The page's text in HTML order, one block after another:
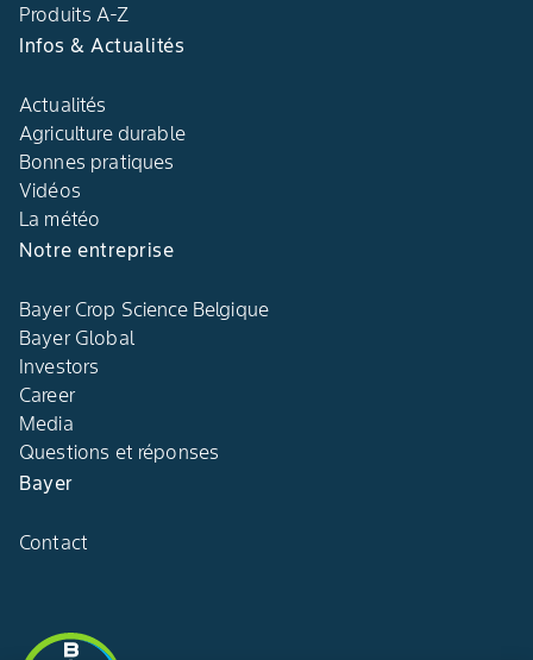
Produits A-Z
Infos & Actualités
Actualités
Agriculture durable
Bonnes pratiques
Vidéos
La météo
Notre entreprise
Bayer Crop Science Belgique
Bayer Global
Investors
Career
Media
Questions et réponses
Bayer
Contact